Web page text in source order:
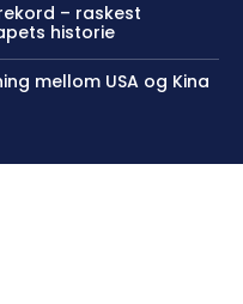
– raskest
historie
mellom USA og Kina